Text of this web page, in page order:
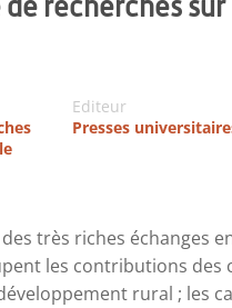
Editeur
Presses
très riches échanges
les contributions des
rural ; les